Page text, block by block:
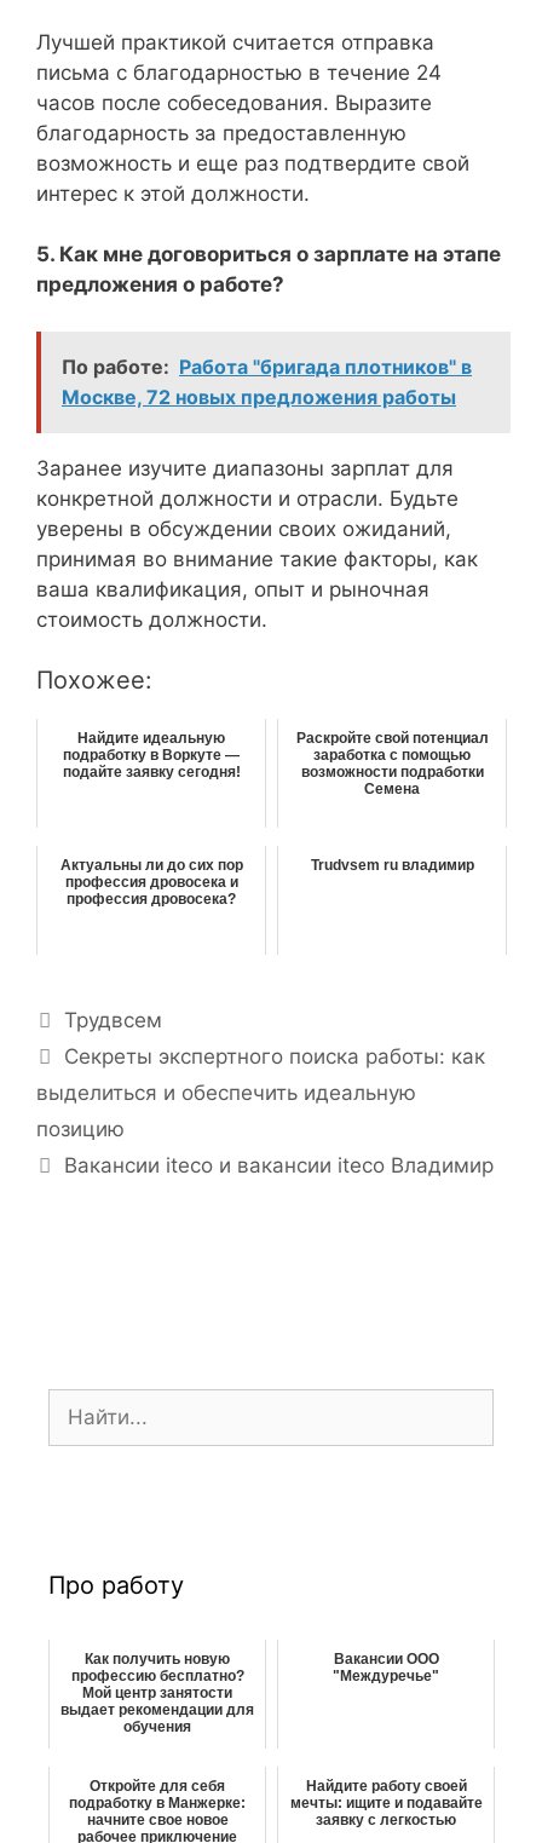
Лучшей практикой считается отправка
письма с благодарностью в течение 24
часов после собеседования. Выразите
благодарность за предоставленную
возможность и еще раз подтвердите свой
интерес к этой должности.
5. Как мне договориться о зарплате на этапе
предложения о работе?
По работе: Работа "бригада плотников" в
Москве, 72 новых предложения работы
Заранее изучите диапазоны зарплат для
конкретной должности и отрасли. Будьте
уверены в обсуждении своих ожиданий,
принимая во внимание такие факторы, как
ваша квалификация, опыт и рыночная
стоимость должности.
Похожее:
Найдите идеальную
подработку в Воркуте —
подайте заявку сегодня!
Раскройте свой потенциал
заработка с помощью
возможности подработки
Семена
Актуальны ли до сих пор
профессия дровосека и
профессия дровосека?
Trudvsem ru владимир
Р
у
р
и
к
Трудвсем
Н
а
и
г
Секреты экспертного поиска работы: как
выделиться и обеспечить идеальную
позицию
Вакансии iteco и вакансии iteco Владимир
Про работу
Как получить новую
профессию бесплатно?
Мой центр занятости
выдает рекомендации для
обучения
Вакансии ООО
"Междуречье"
Откройте для себя
подработку в Манжерке:
начните свое новое
рабочее приключение
Найдите работу своей
мечты: ищите и подавайте
заявку с легкостью